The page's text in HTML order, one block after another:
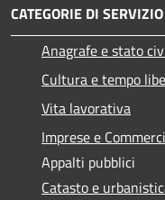
CATEGORIE DI SERVIZIO
Anagrafe e stato
Cultura e tempo
Vita lavorativa
Imprese e
Appalti pubblici
Catasto e